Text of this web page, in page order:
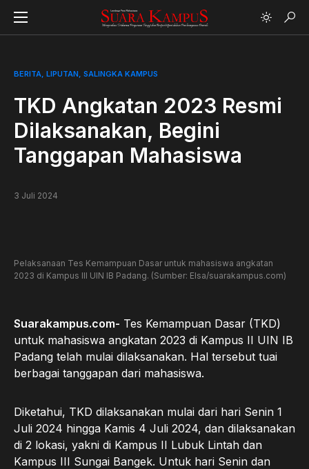
BERITA LIPUTAN SALINGKA KAMPUS
TKD Angkatan 2023 Resmi
Dilaksanakan, Begini
Tanggapan Mahasiswa
3 Juli 2024
Pelaksanaan Tes Kemampuan Dasar untuk mahasiswa angkatan
2023 di Kampus III UIN IB Padang. (Sumber: Elsa/suarakampus.com)
Suarakampus.com- Tes Kemampuan Dasar (TKD)
untuk mahasiswa angkatan 2023 di Kampus II UIN IB
Padang telah mulai dilaksanakan. Hal tersebut tuai
berbagai tanggapan dari mahasiswa.
Diketahui, TKD dilaksanakan mulai dari hari Senin 1
Juli 2024 hingga Kamis 4 Juli 2024, dan dilaksanakan
di 2 lokasi, yakni di Kampus II Lubuk Lintah dan
Kampus III Sungai Bangek. Untuk hari Senin dan